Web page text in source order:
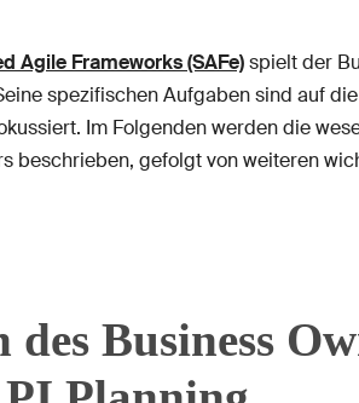
Agile Frameworks (SAFe)spielt der
spezifischen Aufgaben sind auf
Im Folgenden werden die
beschrieben, gefolgt von weiteren